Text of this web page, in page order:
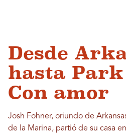
Desde
hasta
Con amor
Josh Fohner, oriundo de
de la Marina, partió de su casa